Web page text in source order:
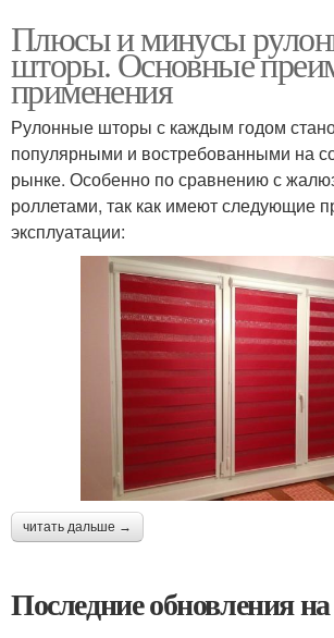
Плюсы и минусы
шторы. Основные
применения
Рулонные шторы с каждым годом
популярными и востребованными на
рынке. Особенно по сравнению с
роллетами, так как имеют следующие
эксплуатации:
читать дальше →
Последние обновления на